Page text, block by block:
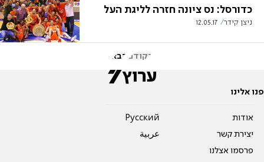
כדורסל: נס ציונה חזרה לליגת העל
ניצן קידר 12.05.17
הקודם הבא
פנו אלינו
אודות
יצירת קשר
פרסמו אצלנו
Pусский
عربية